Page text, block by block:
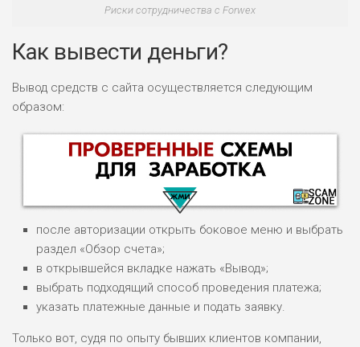
Риски сотрудничества с Forwex
Как вывести деньги?
Вывод средств с сайта осуществляется следующим
образом:
НАЗВАНИЕ
после авторизации открыть боковое меню и выбрать
раздел «Обзор счета»;
в открывшейся вкладке нажать «Вывод»;
выбрать подходящий способ проведения платежа;
указать платежные данные и подать заявку.
Только вот, судя по опыту бывших клиентов компании,